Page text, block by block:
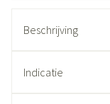
Beschrijving
Indicatie